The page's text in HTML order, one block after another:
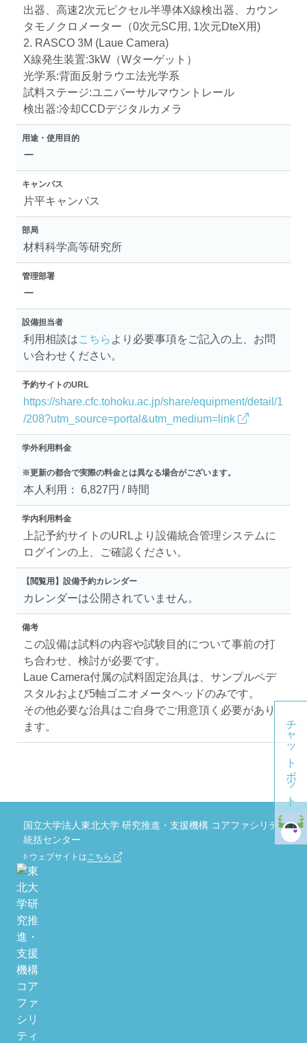
出器、高速2次元ピクセル半導体X線検出器、カウン
タモノクロメーター（0次元SC用, 1次元DteX用)
2. RASCO 3M (Laue Camera)
X線発生装置:3kW（Wターゲット）
光学系:背面反射ラウエ法光学系
試料ステージ:ユニバーサルマウントレール
検出器:冷却CCDデジタルカメラ
用途・使用目的
ー
キャンパス
片平キャンパス
部局
材料科学高等研究所
管理部署
ー
設備担当者
利用相談はこちら より必要事項をご記入の上、お問
い合わせください。
予約サイトのURL
https://share.cfc.tohoku.ac.jp/share/equipment/detail/1
/208?utm_source=portal&utm_medium=link
学外利用料金
※更新の都合で実際の料金とは異なる場合がございます。
本人利用： 6,827円 / 時間
学内利用料金
上記予約サイトのURLより設備統合管理システムに
ログインの上、ご確認ください。
【閲覧用】設備予約カレンダー
カレンダーは公開されていません。
備考
この設備は試料の内容や試験目的について事前の打
ち合わせ、検討が必要です。
Laue Camera付属の試料固定治具は、サンプルペデ
スタルおよび5軸ゴニオメータヘッドのみです。
その他必要な治具はご自身でご用意頂く必要があり
ます。
チャットボット
国立大学法人東北大学 研究推進・支援機構 コアファシリティ
統括センター
ウェブサイトはこちら